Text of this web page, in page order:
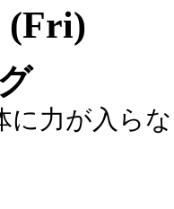
(Fri)
に力が入ら